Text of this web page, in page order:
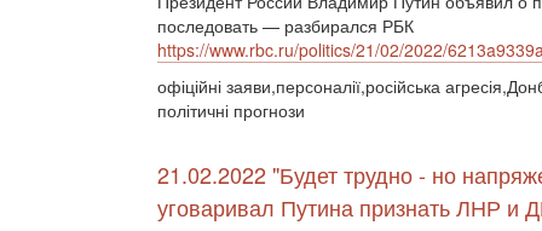
последовать — разбирался РБК
https://www.rbc.ru/politics/21/02/2022/
офіційні заяви,персоналії,російська
політичні прогнози
21.02.2022 "Будет трудно - но
уговаривал Путина признать ЛНР и